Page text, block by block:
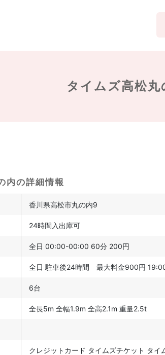
タイムズ高松
内の詳細情報
香川県高松市丸の内9
24時間入出庫可
全日 00:00-00:00 60分 200円
全日 駐車後24時間 最大料金900円
6台
全長5m 全幅1.9m 全高2.1m 重量2.5t
クレジットカード タイムズチケット タイ